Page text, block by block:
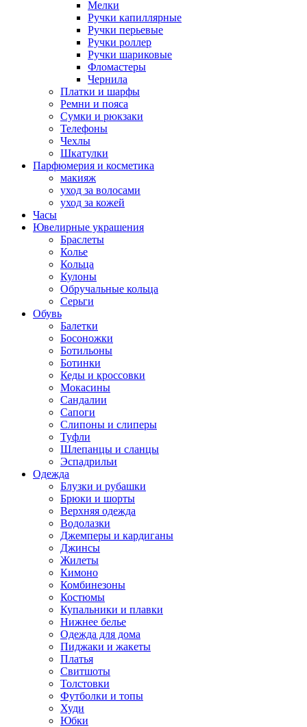
Мелки
Ручки капиллярные
Ручки перьевые
Ручки роллер
Ручки шариковые
Фломастеры
Чернила
Платки и шарфы
Ремни и пояса
Сумки и рюкзаки
Телефоны
Чехлы
Шкатулки
Парфюмерия и косметика
макияж
уход за волосами
уход за кожей
Часы
Ювелирные украшения
Браслеты
Колье
Кольца
Кулоны
Обручальные кольца
Серьги
Обувь
Балетки
Босоножки
Ботильоны
Ботинки
Кеды и кроссовки
Мокасины
Сандалии
Сапоги
Слипоны и слиперы
Туфли
Шлепанцы и сланцы
Эспадрильи
Одежда
Блузки и рубашки
Брюки и шорты
Верхняя одежда
Водолазки
Джемперы и кардиганы
Джинсы
Жилеты
Кимоно
Комбинезоны
Костюмы
Купальники и плавки
Нижнее белье
Одежда для дома
Пиджаки и жакеты
Платья
Свитшоты
Толстовки
Футболки и топы
Худи
Юбки